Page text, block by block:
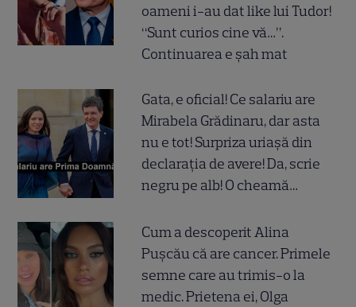
oameni i-au dat like lui Tudor!
“Sunt curios cine vă…”.
Continuarea e șah mat
Gata, e oficial! Ce salariu are
Mirabela Grădinaru, dar asta
nu e tot! Surpriza uriașă din
declarația de avere! Da, scrie
negru pe alb! O cheamă…
Cum a descoperit Alina
Pușcău că are cancer. Primele
semne care au trimis-o la
medic. Prietena ei, Olga